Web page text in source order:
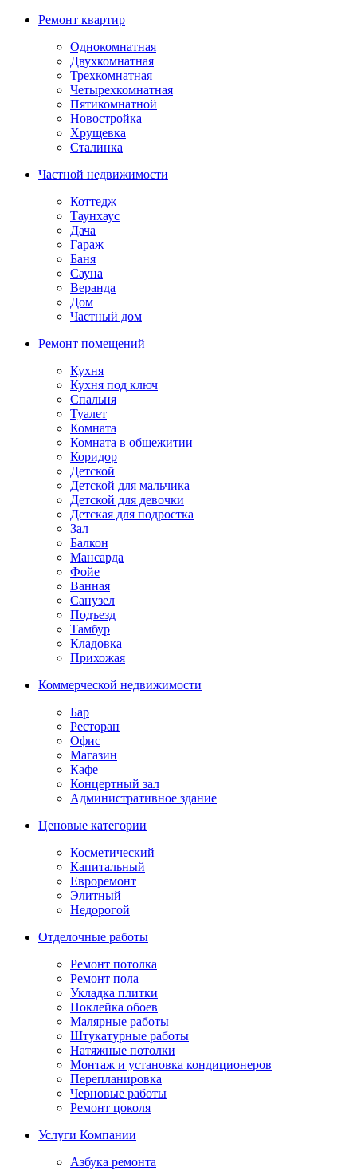
Ремонт квартир
Однокомнатная
Двухкомнатная
Трехкомнатная
Четырехкомнатная
Пятикомнатной
Новостройка
Хрущевка
Сталинка
Частной недвижимости
Коттедж
Таунхаус
Дача
Гараж
Баня
Сауна
Веранда
Дом
Частный дом
Ремонт помещений
Кухня
Кухня под ключ
Спальня
Туалет
Комната
Комната в общежитии
Коридор
Детской
Детской для мальчика
Детской для девочки
Детская для подростка
Зал
Балкон
Мансарда
Фойе
Ванная
Санузел
Подъезд
Тамбур
Кладовка
Прихожая
Коммерческой недвижимости
Бар
Ресторан
Офис
Магазин
Кафе
Концертный зал
Административное здание
Ценовые категории
Косметический
Капитальный
Евроремонт
Элитный
Недорогой
Отделочные работы
Ремонт потолка
Ремонт пола
Укладка плитки
Поклейка обоев
Малярные работы
Штукатурные работы
Натяжные потолки
Монтаж и установка кондиционеров
Перепланировка
Черновые работы
Ремонт цоколя
Услуги Компании
Азбука ремонта